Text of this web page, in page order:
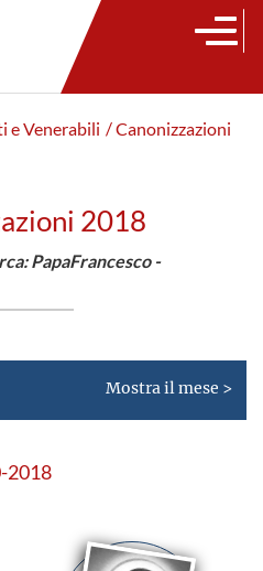
e Venerabili / Canonizzazioni
2018
PapaFrancesco -
Mostra il mese >
2018